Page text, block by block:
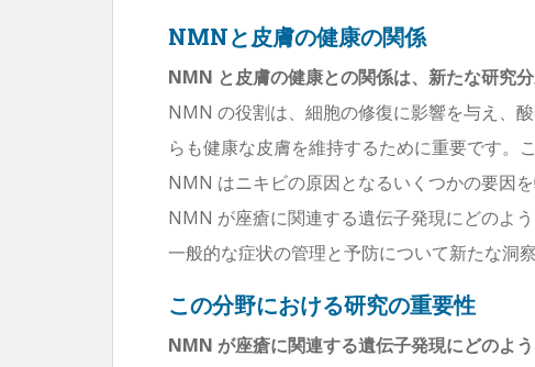
NMNと皮膚の健康の関係
NMN と皮膚の健康との関係は、新たな研究分
NMN の役割は、細胞の修復に影響を与え、
らも健康な皮膚を維持するために重要です。
NMN はニキビの原因となるいくつかの要因
NMN が座瘡に関連する遺伝子発現にどのよ
一般的な症状の管理と予防について新たな洞
この分野における研究の重要性
NMN が座瘡に関連する遺伝子発現にどのよ